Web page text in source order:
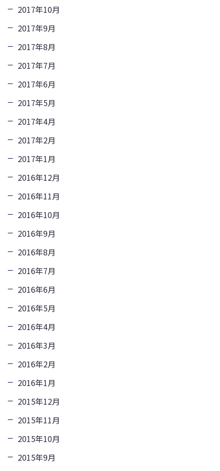
2017年10月
2017年9月
2017年8月
2017年7月
2017年6月
2017年5月
2017年4月
2017年2月
2017年1月
2016年12月
2016年11月
2016年10月
2016年9月
2016年8月
2016年7月
2016年6月
2016年5月
2016年4月
2016年3月
2016年2月
2016年1月
2015年12月
2015年11月
2015年10月
2015年9月